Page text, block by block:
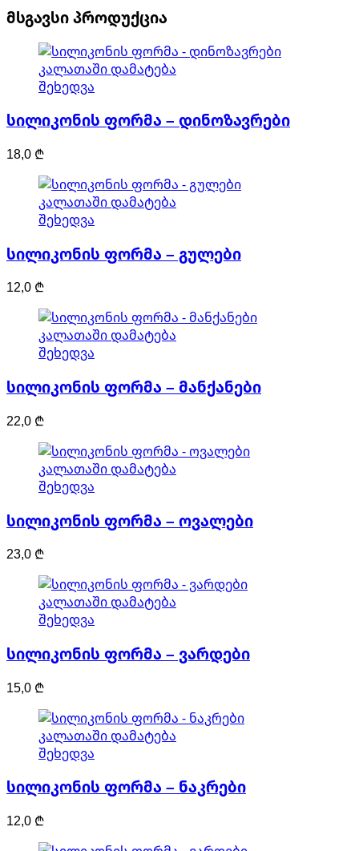
მსგავსი პროდუქცია
კალათაში დამატება
შეხედვა
სილიკონის ფორმა – დინოზავრები
18,0 ₾
კალათაში დამატება
შეხედვა
სილიკონის ფორმა – გულები
12,0 ₾
კალათაში დამატება
შეხედვა
სილიკონის ფორმა – მანქანები
22,0 ₾
კალათაში დამატება
შეხედვა
სილიკონის ფორმა – ოვალები
23,0 ₾
კალათაში დამატება
შეხედვა
სილიკონის ფორმა – ვარდები
15,0 ₾
კალათაში დამატება
შეხედვა
სილიკონის ფორმა – ნაკრები
12,0 ₾